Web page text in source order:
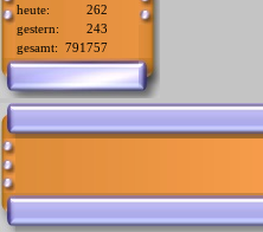
heute:
262
gestern:
243
gesamt: 791757